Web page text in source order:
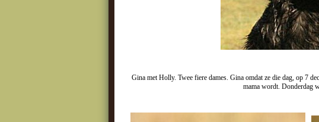
Gina met Holly. Twee fiere dames. Gina omdat ze die dag, op 7
mama wordt. Donderdag